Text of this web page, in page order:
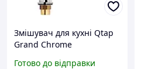
Змішувач для кухні Qtap
Grand Chrome
Готово до відправки